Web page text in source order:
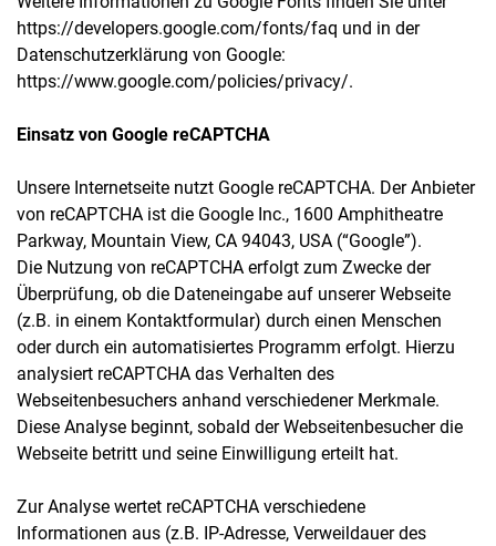
https://developers.google.com/fonts/faq und in der
Datenschutzerklärung von Google:
https://www.google.com/policies/privacy/.
Einsatz von Google reCAPTCHA
Unsere Internetseite nutzt Google reCAPTCHA. Der Anbieter
von reCAPTCHA ist die Google Inc., 1600 Amphitheatre
Parkway, Mountain View, CA 94043, USA (“Google”).
Die Nutzung von reCAPTCHA erfolgt zum Zwecke der
Überprüfung, ob die Dateneingabe auf unserer Webseite
(z.B. in einem Kontaktformular) durch einen Menschen
oder durch ein automatisiertes Programm erfolgt. Hierzu
analysiert reCAPTCHA das Verhalten des
Webseitenbesuchers anhand verschiedener Merkmale.
Diese Analyse beginnt, sobald der Webseitenbesucher die
Webseite betritt und seine Einwilligung erteilt hat.
Zur Analyse wertet reCAPTCHA verschiedene
Informationen aus (z.B. IP-Adresse, Verweildauer des